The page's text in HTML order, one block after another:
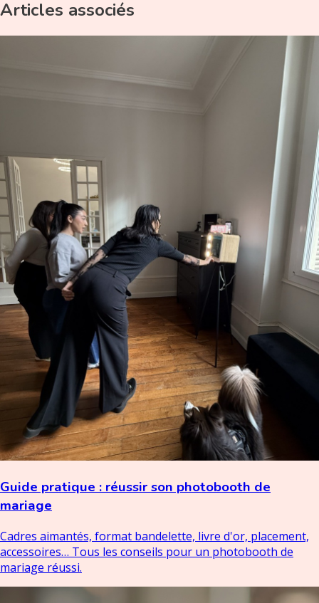
Articles associés
Guide pratique : réussir son photobooth de
mariage
Cadres aimantés, format bandelette, livre d'or, placement,
accessoires… Tous les conseils pour un photobooth de
mariage réussi.